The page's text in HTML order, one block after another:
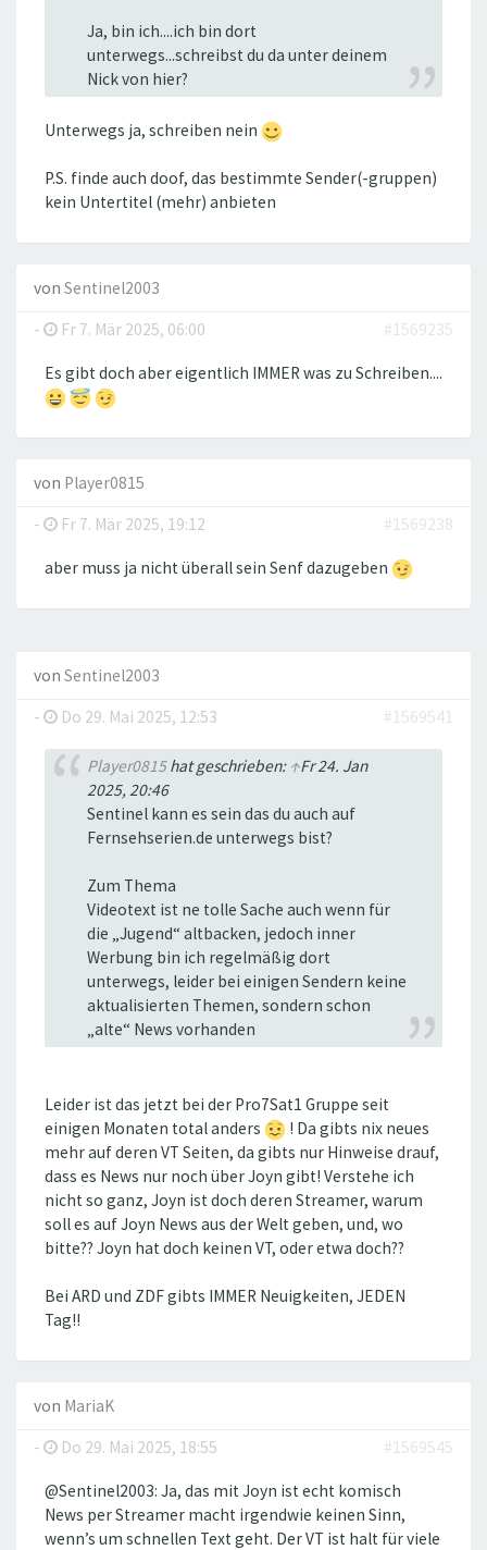
Ja, bin ich....ich bin dort
unterwegs...schreibst du da unter deinem
Nick von hier?
Unterwegs ja, schreiben nein
P.S. finde auch doof, das bestimmte Sender(-gruppen)
kein Untertitel (mehr) anbieten
von Sentinel2003
-
Fr 7. Mär 2025, 06:00 #1569235
Es gibt doch aber eigentlich IMMER was zu Schreiben....
von Player0815
-
Fr 7. Mär 2025, 19:12 #1569238
aber muss ja nicht überall sein Senf dazugeben
von Sentinel2003
-
Do 29. Mai 2025, 12:53 #1569541
Player0815hat geschrieben: ↑Fr 24. Jan
2025, 20:46
Sentinel kann es sein das du auch auf
Fernsehserien.de unterwegs bist?
Zum Thema
Videotext ist ne tolle Sache auch wenn für
die „Jugend“ altbacken, jedoch inner
Werbung bin ich regelmäßig dort
unterwegs, leider bei einigen Sendern keine
aktualisierten Themen, sondern schon
„alte“ News vorhanden
Leider ist das jetzt bei der Pro7Sat1 Gruppe seit
einigen Monaten total anders
! Da gibts nix neues
mehr auf deren VT Seiten, da gibts nur Hinweise drauf,
dass es News nur noch über Joyn gibt! Verstehe ich
nicht so ganz, Joyn ist doch deren Streamer, warum
soll es auf Joyn News aus der Welt geben, und, wo
bitte?? Joyn hat doch keinen VT, oder etwa doch??
Bei ARD und ZDF gibts IMMER Neuigkeiten, JEDEN
Tag!!
von MariaK
-
Do 29. Mai 2025, 18:55 #1569545
@Sentinel2003: Ja, das mit Joyn ist echt komisch
News per Streamer macht irgendwie keinen Sinn,
wenn’s um schnellen Text geht. Der VT ist halt für viele